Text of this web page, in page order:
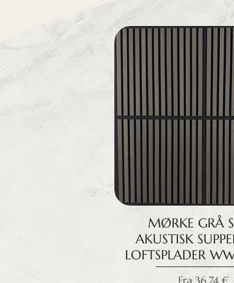
MØRKE GRÅ
AKUSTISK
LOFTSPLADER
Salgspris